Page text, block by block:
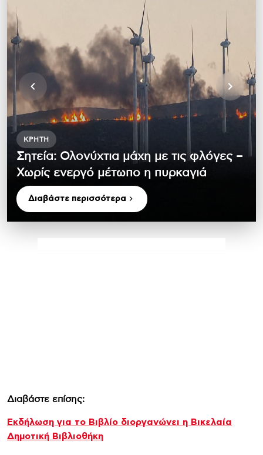
ΚΡΉΤΗ
Σητεία: Ολονύχτια μάχη με τις φλόγες –
Χωρίς ενεργό μέτωπο η πυρκαγιά
Διαβάστε περισσότερα
Διαβάστε επίσης:
Εκδήλωση για το Βιβλίο διοργανώνει η Βικελαία
Δημοτική Βιβλιοθήκη